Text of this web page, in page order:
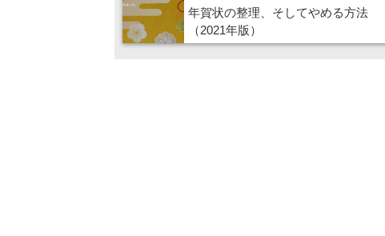
年賀状の整理、そしてやめる方法
（2021年版）